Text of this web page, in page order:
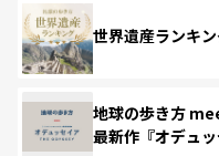
世界遺産ランキ
地球の歩き方
最新作『オデュッ